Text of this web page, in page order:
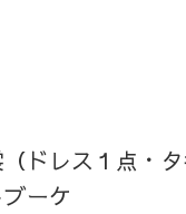
ドレス１点・
ーケ